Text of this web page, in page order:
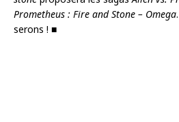
Prometheus : Fire and Stone – Omega
serons ! ■